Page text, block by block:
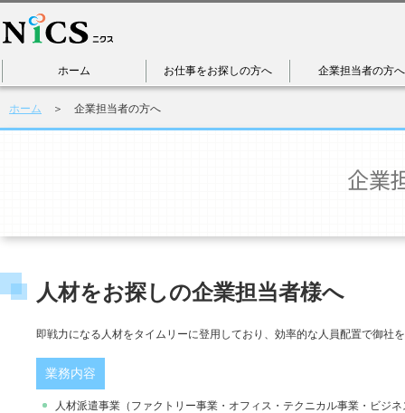
ホーム お仕事をお探しの方へ 企業担当者の方へ
ホーム ＞ 企業担当者の方へ
人材をお探しの企業担当者様へ
即戦力になる人材をタイムリーに登用しており、効率的な人員配置で御社
業務内容
人材派遣事業（ファクトリー事業・オフィス・テクニカル事業・ビジ